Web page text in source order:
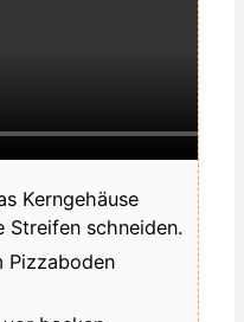
Kerngehäuse
Streifen schneiden.
Pizzaboden